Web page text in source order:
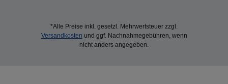
*Alle Preise inkl. gesetzl. Mehrwertsteuer zzgl.
Versandkosten und ggf. Nachnahmegebühren, wenn
nicht anders angegeben.